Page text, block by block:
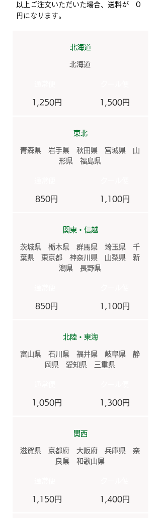
以上ご注文いただいた場合、送料が 0
円になります。
​北海道
北海道
1,250円 1,500円
東北
青森県 岩手県 秋田県 宮城県 山
形県 福島県
850円 1,100円
関東・信越
茨城県 栃木県 群馬県 埼玉県 千
葉県 東京都 神奈川県 山梨県 新
潟県 長野県
850円 1,100円
北陸・東海
富山県 石川県 福井県 岐阜県 静
岡県 愛知県 三重県
1,050円 1,300円
関西
滋賀県 京都府 大阪府 兵庫県 奈
良県 和歌山県
1,150円 1,400円